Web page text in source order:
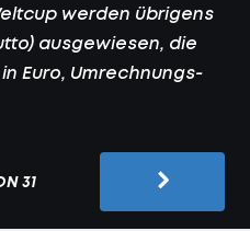
werden übrigens
ausgewiesen, die
Euro, Umrechnungs-
31